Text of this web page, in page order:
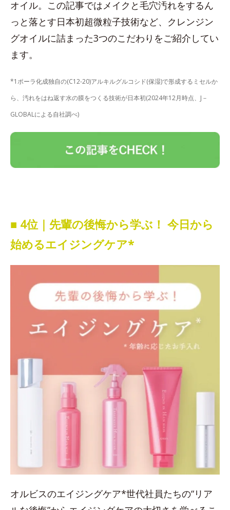
オイル。この記事ではメイクと毛穴汚れをするん
っと落とす日本初超微粒子技術など、クレンジン
グオイルに詰まった3つのこだわりをご紹介してい
ます。
*1ポーラ化成独自の(C12-20)アルキルグルコシド(保湿)で形成するミセルか
ら、汚れをはね返す水の膜をつくる技術が日本初(2024年12月時点、J－
GLOBALによる自社調べ)
■ 4位｜先輩の後悔から学ぶ！ 今日から
始めるエイジングケア*
オルビスのエイジングケア*世代社員たちの“リア